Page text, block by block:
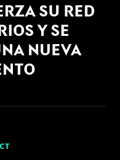
SU RED
Y SE
NUEVA